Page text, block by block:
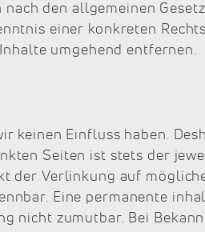
den allgemeinen
einer konkreten
umgehend entfernen.
keinen Einfluss haben.
Seiten ist stets der
der Verlinkung auf
Eine permanente
nicht zumutbar. Bei